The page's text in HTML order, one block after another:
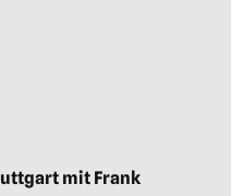
mit Frank